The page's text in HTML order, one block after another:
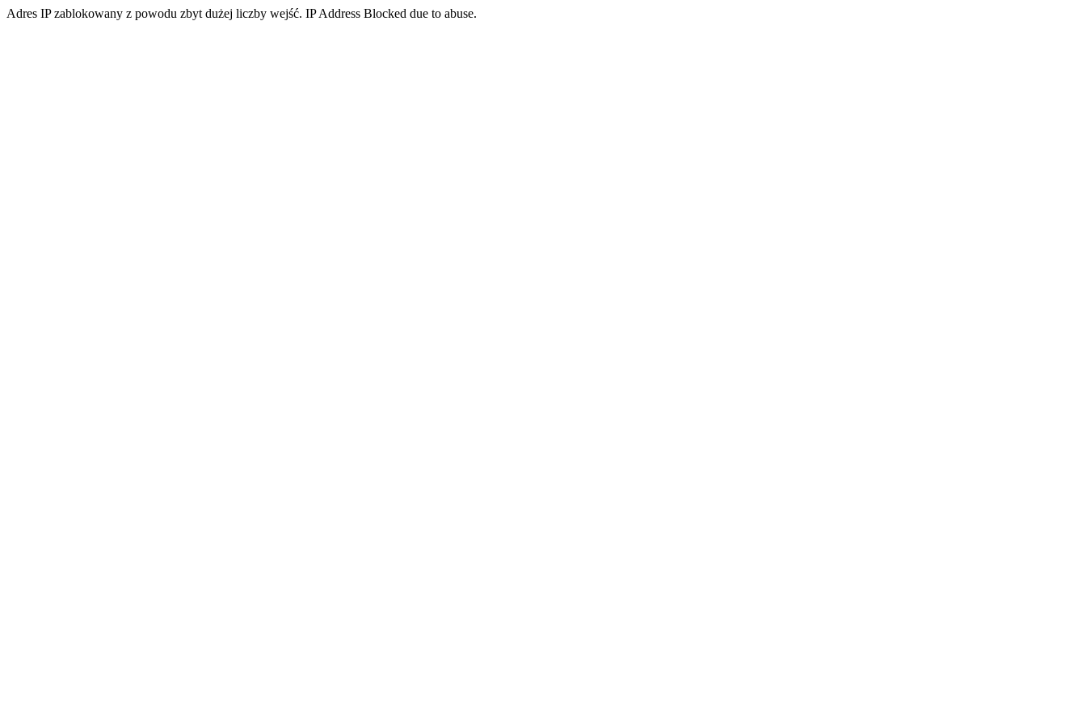
Adres IP zablokowany z powodu zbyt dużej liczby wejść. IP Address Blocked due to abuse.